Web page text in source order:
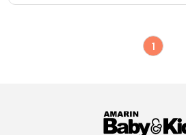
ปกครองเข้าร่วมกิจกรรมด้วย ข้อดี คือ เราจ
ตัวเอง หรือทำของเล่นต่างๆ […]
1